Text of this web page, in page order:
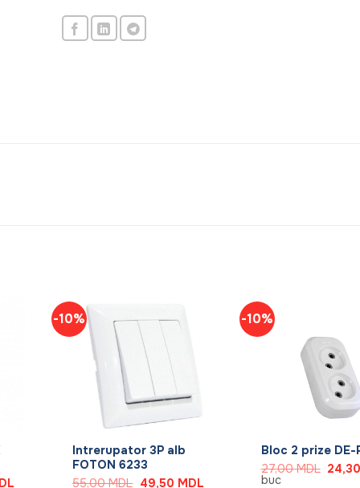
-10%
Intrerupator 3P alb
FOTON 6233
55,00MDL Prețul
49,50 MDLPrețul
-10%
Bloc 2 prize DE-
27,00MDL Prețul
inițial
24,30
buc